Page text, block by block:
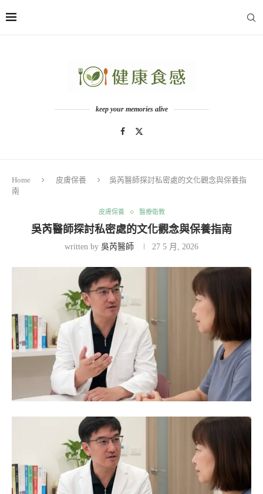
keep your memories alive
Home 皮膚保養
吳芮醫師探討私密處的文化觀念與保養指
南
皮膚保養 醫療衛教
吳芮醫師探討私密處的文化觀念與保養指南
written by 吳芮醫師 27 5 月, 2026